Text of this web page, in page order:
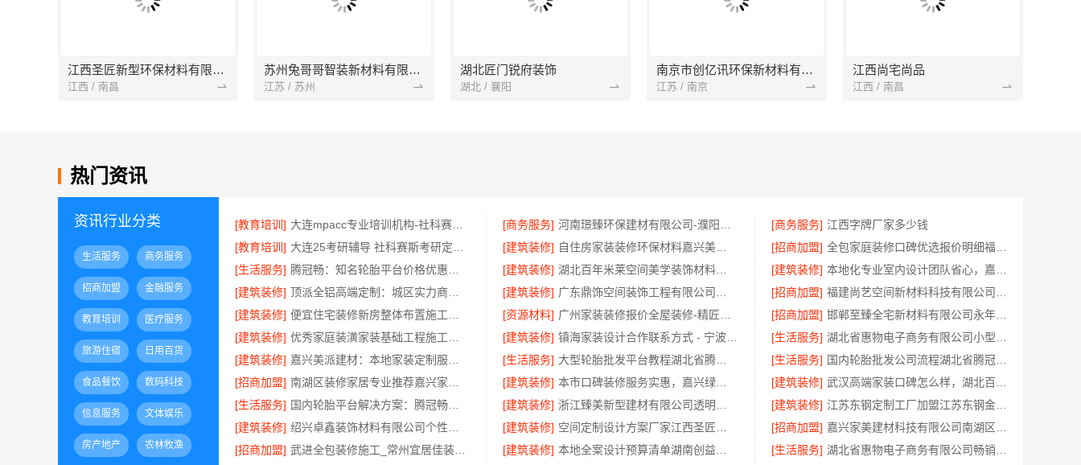
江西圣匠新型环保材料有限公司
江西 / 南昌
苏州兔哥哥智装新材料有限公司
江苏 / 苏州
湖北匠门锐府装饰
湖北 / 襄阳
南京市创亿讯环保新材料有限公司
江苏 / 南京
江西尚宅尚品
江西 / 南昌
热门资讯
资讯行业分类
生活服务 商务服务
招商加盟 金融服务
教育培训 医疗服务
旅游住宿 日用百货
食品餐饮 数码科技
信息服务 文体娱乐
房产地产 农林牧渔
[教育培训] [商务服务] [商务服务] 江西字牌厂家多少钱
[教育培训]
[建筑装修] [招商加盟]
全包家庭装修口碑优选报价明细福建尚艺空间公司
[生活服务]
[建筑装修] [建筑装修]
[建筑装修]
[建筑装修] [招商加盟]
[建筑装修]
[资源材料] [招商加盟]
邯郸至臻全宅新材料有限公司永年焕新专业
[建筑装修]
[建筑装修] [生活服务]
[建筑装修]
[生活服务] [生活服务]
国内轮胎批发公司流程湖北省腾冠畅实业贸易有限公司规范交易
[招商加盟]
[建筑装修] [建筑装修]
[生活服务]
[建筑装修] [建筑装修]
江苏东钢定制工厂加盟江苏东钢金属科技有限公司
[建筑装修]
[建筑装修] [招商加盟]
[招商加盟]
[建筑装修] [生活服务]